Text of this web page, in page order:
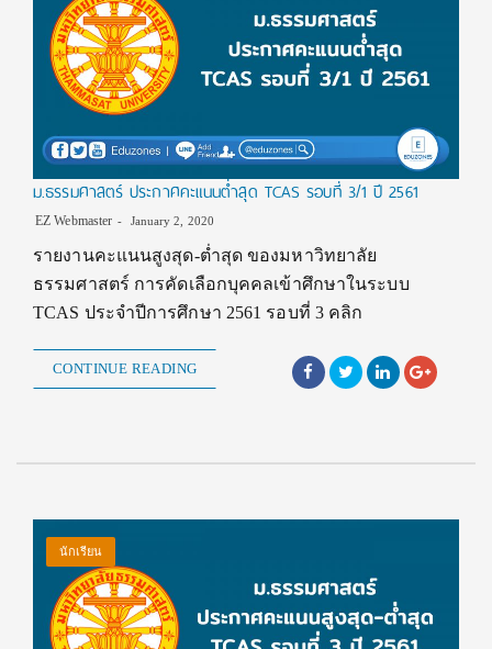
ม.ธรรมศาสตร์ ประกาศคะแนนต่ำสุด TCAS รอบที่ 3/1 ปี 2561
EZ Webmaster January 2, 2020
รายงานคะแนนสูงสุด-ต่ำสุด ของมหาวิทยาลัย
ธรรมศาสตร์ การคัดเลือกบุคคลเข้าศึกษาในระบบ
TCAS ประจำปีการศึกษา 2561 รอบที่ 3 คลิก
CONTINUE READING
นักเรียน